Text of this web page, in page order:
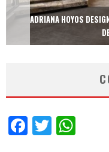
ADRIANA HOYOS
Facebook
Twitter